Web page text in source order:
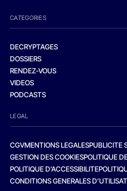
CATEGORIES
DECRYPTAGES
DOSSIERS
RENDEZ-VOUS
VIDEOS
PODCASTS
LEGAL
CGVMENTIONS LEGALESPUBLICITE
GESTION DES COOKIESPOLITIQUE
POLITIQUE D’ACCESSIBILITE
CONDITIONS GENERALES